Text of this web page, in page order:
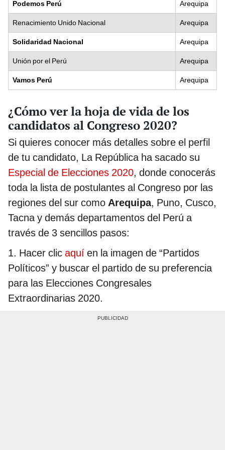
Podemos Perú Arequipa
Renacimiento Unido Nacional Arequipa
Solidaridad Nacional Arequipa
Unión por el Perú Arequipa
Vamos Perú Arequipa
¿Cómo ver la hoja de vida de los
candidatos al Congreso 2020?
Si quieres conocer más detalles sobre el perfil
de tu candidato, La República ha sacado su
Especial de Elecciones 2020, donde conocerás
toda la lista de postulantes al Congreso por las
regiones del sur como Arequipa, Puno, Cusco,
Tacna y demás departamentos del Perú a
través de 3 sencillos pasos:
1. Hacer clic aquí en la imagen de “Partidos
Políticos” y buscar el partido de su preferencia
para las Elecciones Congresales
Extraordinarias 2020.